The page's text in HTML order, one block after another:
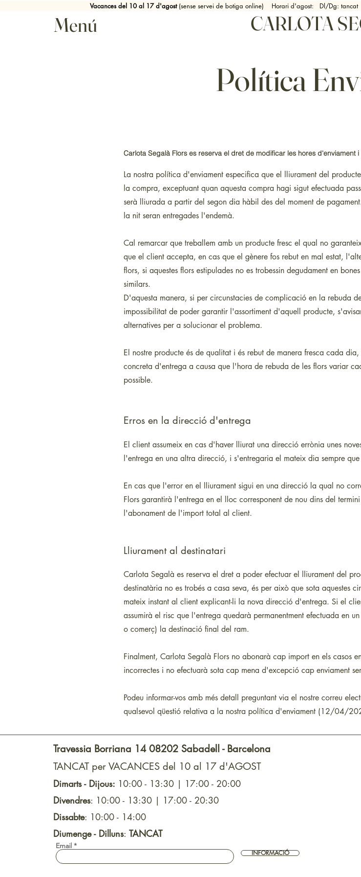
Vacances del 10 al 17 d'agost(sense servei de botiga online) Horari d'agost: Dl/Dg:
Menú CARLOTA
Política
Carlota Segalà Flors es reserva el dret de modificar les hores
La nostra política d'enviament especifica que el lliurament del
la compra, exceptuant quan aquesta compra hagi sigut efectuada
serà lliurada a partir del segon dia hàbil des del moment de
la nit seran entregades l'endemà.
Cal remarcar que treballem amb un producte fresc el qual no
que el client accepta, en cas que el gènere fos rebut en mal estat,
flors, si aquestes flors estipulades no es trobessin degudament en
similars.
D'aquesta manera, si per circunstacies de complicació en la rebuda
impossibilitat de poder garantir l'assortiment d'aquell producte,
alternatives per a solucionar el problema.
El nostre producte és de qualitat i és rebut de manera fresca cada
concreta d'entrega a causa que l'hora de rebuda de les flors variar
possible.
Erros en la direcció d'entrega
El client assumeix en cas d'haver lliurat una direcció errònia unes
l'entrega en una altra direcció, i s'entregaria el mateix dia sempre
En cas que l'error en el lliurament sigui en una direcció la qual no
Flors garantirà l'entrega en el lloc corresponent de nou dins del
l'abonament de l'import total al client.
Lliurament al destinatari
Carlota Segalà es reserva el dret a poder efectuar el lliurament del
destinatària no es trobés a casa seva, és per això que sota aquestes
mateix instant al client explicant-li la nova direcció d'entrega. Si el
assumirà el risc que l'entrega quedarà permanentment efectuada en
o comerç) la destinació final del ram.
Finalment, Carlota Segalà Flors no abonarà cap import en els casos
incorrectes i no efectuarà sota cap mena d'excepció cap enviament
Podeu informar-vos amb més detall preguntant via el nostre correu
qualsevol qüestió relativa a la nostra política d'enviament (12/04/
Travessia Borriana 1408202 Sabadell - Barcelona
TANCAT per VACANCES del 10 al 17 d'AGOST
Dimarts - Dijous: 10:00 - 13:30 | 17:00 - 20:00
Divendres: 10:00 - 13:30 | 17:00 - 20:30
Dissabte: 10:00 - 14:00
Diumenge - Dilluns: TANCAT
Email
INFORMACIÓ